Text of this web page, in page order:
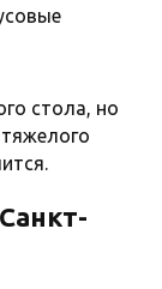
стола, но